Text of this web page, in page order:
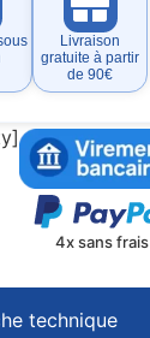
Livraison
gratuite à partir
de 90€
4x sans frais
technique